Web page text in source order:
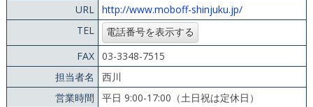
URL http://www.moboff-shinjuku.jp/
TEL
FAX 03-3348-7515
担当者名
西川
営業時間
平日 9:00-17:00（土日祝は定休日）